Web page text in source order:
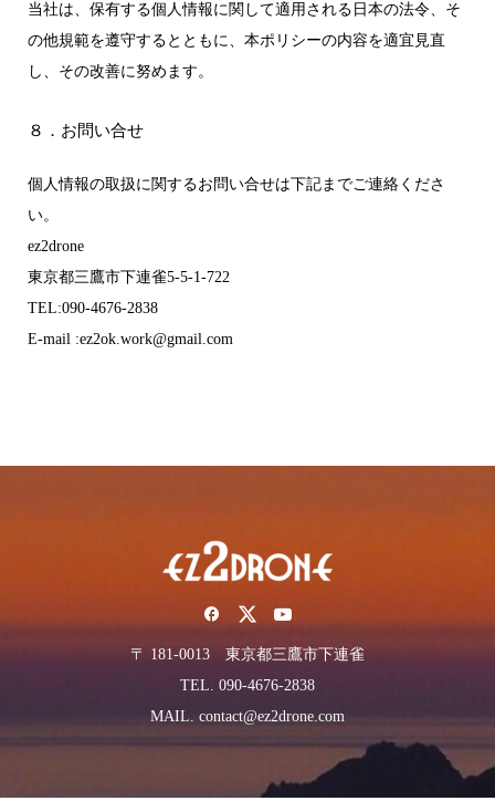
当社は、保有する個人情報に関して適用される日本の法令、そ
の他規範を遵守するとともに、本ポリシーの内容を適宜見直
し、その改善に努めます。
８．お問い合せ
個人情報の取扱に関するお問い合せは下記までご連絡くださ
い。
ez2drone
東京都三鷹市下連雀5-5-1-722
TEL:090-4676-2838
E-mail :ez2ok.work@gmail.com
〒 181-0013 東京都三鷹市下連雀
TEL. 090-4676-2838
MAIL. contact@ez2drone.com